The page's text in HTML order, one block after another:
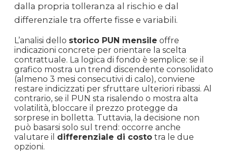
Ottobre
2019
€ 0.053 € 52.82 +3.2%
Settembre
2019
€ 0.051 € 51.18 +3.3%
Agosto
2019
€ 0.050 € 49.54 -5.3%
Luglio
2019
€ 0.052 € 52.31 +7.7%
dalla propria tolleranza al rischio e dal
differenziale tra offerte fisse e variabili.
L’analisi dello storico PUN mensile offre
indicazioni concrete per orientare la scelta
contrattuale. La logica di fondo è semplice: se il
grafico mostra un trend discendente consolidato
(almeno 3 mesi consecutivi di calo), conviene
restare indicizzati per sfruttare ulteriori ribassi. Al
contrario, se il PUN sta risalendo o mostra alta
volatilità, bloccare il prezzo protegge da
sorprese in bolletta. Tuttavia, la decisione non
può basarsi solo sul trend: occorre anche
valutare il differenziale di costo tra le due
opzioni.